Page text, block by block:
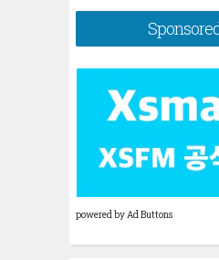
powered by Ad Buttons